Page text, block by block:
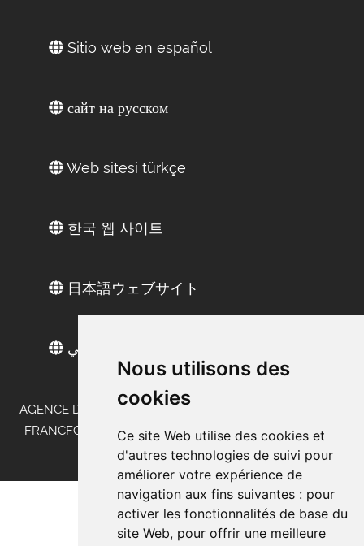
Nous utilisons des
cookies
Ce site Web utilise des cookies et
d'autres technologies de suivi pour
améliorer votre expérience de
navigation aux fins suivantes : pour
activer les fonctionnalités de base du
site Web, pour offrir une meilleure
Sitio web en español
сайт на русском
Web sitesi türkçe
한국 웹 사이트
日本語ウェブサイト
الموقع العربي
AGENCE DE MARKETING DE TERRAIN EN ALLEMAGNE -
FRANCFORT - STUTTGART - MUNICH - DÜSSELDORF -
BERLIN - HAMBOURG